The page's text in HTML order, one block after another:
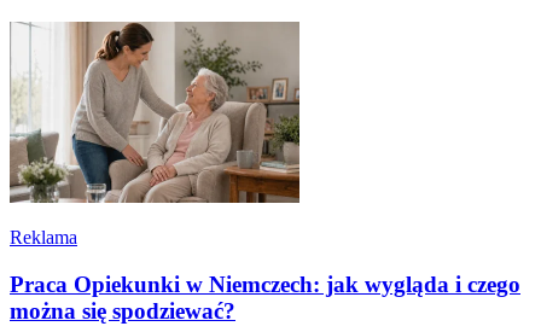
Reklama
Praca Opiekunki w Niemczech: jak wygląda i czego
można się spodziewać?